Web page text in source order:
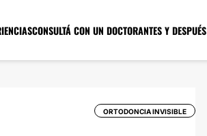
CONSULTÁ CON UN DOCTORANTES Y DESPUÉS
ORTODONCIA INVISIBLE